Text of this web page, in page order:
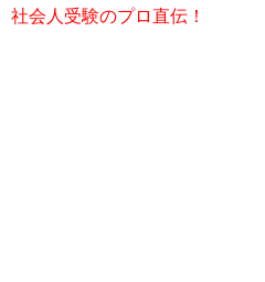
会人受験のプロ直伝！